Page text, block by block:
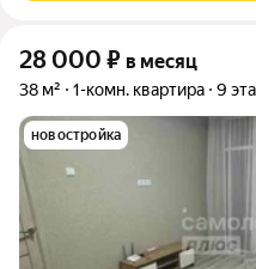
28 000 ₽ в месяц
38 м² 1-комн. квартира 9
новостройка